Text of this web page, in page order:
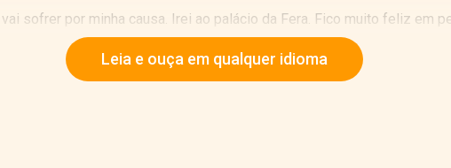
sofrer por minha causa. Irei ao palácio da Fera. Fico muito feliz em
com a ideia de perder sua filha e tentou convencê-la a ficar.
Leia e ouça em qualquer idioma